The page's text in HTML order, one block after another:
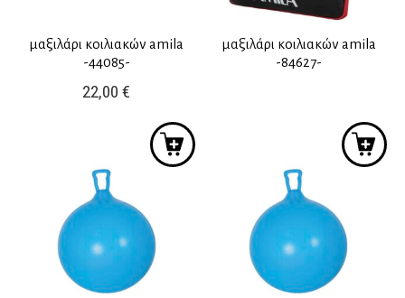
μαξιλάρι κοιλιακών amila
-44085-
22,00€
μαξιλάρι κοιλιακών amila
-84627-